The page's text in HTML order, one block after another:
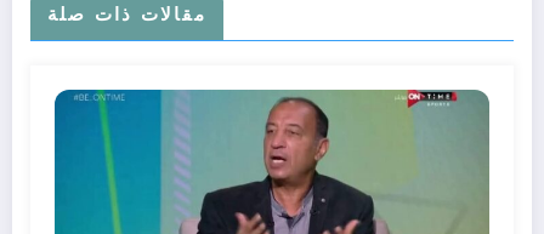
مقالات ذات صلة